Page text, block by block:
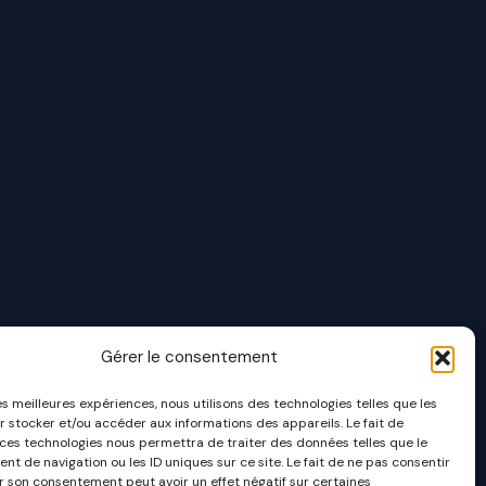
Gérer le consentement
meilleures expériences, nous utilisons des technologies telles que les
stocker et/ou accéder aux informations des appareils. Le fait de
technologies nous permettra de traiter des données telles que le
de navigation ou les ID uniques sur ce site. Le fait de ne pas consentir
son consentement peut avoir un effet négatif sur certaines